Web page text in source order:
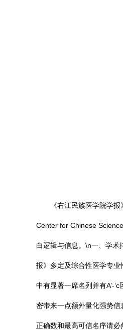
《右江民族医学院学
Center for Chinese
白逻辑与信息。\n一、学术
报》多定及综合性医学专
中有显著一席名列并有A’-
密带来一点额外量化强势
正确数和最高可信名序请